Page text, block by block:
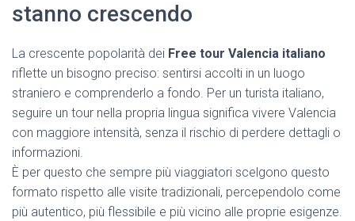
stanno crescendo
La crescente popolarità dei Free tour Valencia italiano
riflette un bisogno preciso: sentirsi accolti in un luogo
straniero e comprenderlo a fondo. Per un turista italiano,
seguire un tour nella propria lingua significa vivere Valencia
con maggiore intensità, senza il rischio di perdere dettagli o
informazioni.
È per questo che sempre più viaggiatori scelgono questo
formato rispetto alle visite tradizionali, percependolo come
più autentico, più flessibile e più vicino alle proprie esigenze.